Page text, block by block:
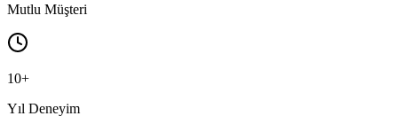
Mutlu Müşteri
10+
Yıl Deneyim